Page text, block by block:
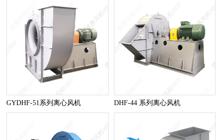
GYDHF-51系列离心风机 DHF-44 系列离心风机